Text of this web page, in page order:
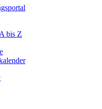
bis Z